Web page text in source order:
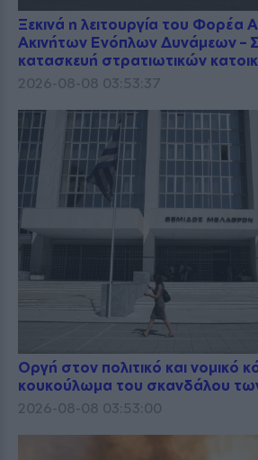
Ξεκινά η λειτουργία του Φορέα
Ακινήτων Ενόπλων Δυνάμεων –
κατασκευή στρατιωτικών
2026-08-08 03:53:37
Οργή στον πολιτικό και νομικό
κουκούλωμα του σκανδάλου
2026-08-08 03:53:00